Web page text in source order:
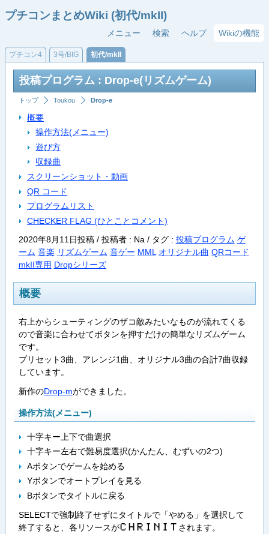
プチコンまとめWiki (初代/mkII)
メニュー 検索 ヘルプ Wikiの機能
プチコン4 3号/BIG 初代/mkII
投稿プログラム : Drop-e(リズムゲーム)
トップ Toukou Drop-e
概要
操作方法(メニュー)
遊び方
収録曲
スクリーンショット・動画
QR コード
プログラムリスト
CHECKER FLAG (ひとことコメント)
2020年8月11日投稿 / 投稿者 : Na / タグ : 投稿プログラム ゲ
ーム 音楽 リズムゲーム 音ゲー MML オリジナル曲 QRコード
mkII専用 Dropシリーズ
概要
右上からシューティングのザコ敵みたいなものが流れてくる
ので音楽に合わせてボタンを押すだけの簡単なリズムゲーム
です。
プリセット3曲、アレンジ1曲、オリジナル3曲の合計7曲収録
しています。
新作のDrop-mができました。
操作方法(メニュー)
十字キー上下で曲選択
十字キー左右で難易度選択(かんたん、むずいの2つ)
Aボタンでゲームを始める
Yボタンでオートプレイを見る
Bボタンでタイトルに戻る
SELECTで強制終了せずにタイトルで「やめる」を選択して
終了すると、各リソースがＣ​Ｈ​Ｒ​Ｉ​Ｎ​Ｉ​Ｔ されます。